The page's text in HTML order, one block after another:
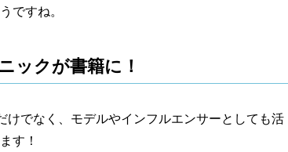
ですね。
ックが書籍に！
でなく、モデルやインフルエンサーとしても活
す！